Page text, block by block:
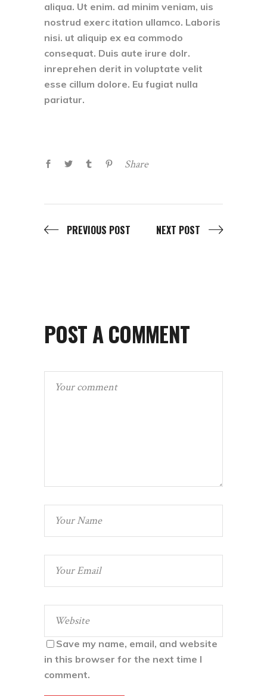
aliqua. Ut enim. ad minim veniam, uis
nostrud exerc itation ullamco. Laboris
nisi. ut aliquip ex ea commodo
consequat. Duis aute irure dolr.
inreprehen derit in voluptate velit
esse cillum dolore. Eu fugiat nulla
pariatur.
Share
PREVIOUS POST NEXT POST
POST A COMMENT
Save my name, email, and website
in this browser for the next time I
comment.